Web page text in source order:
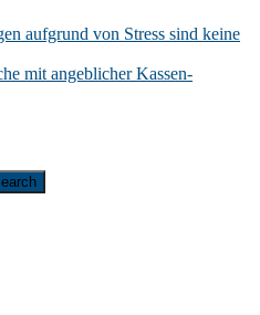
aufgrund von Stress sind keine
mit angeblicher Kassen-